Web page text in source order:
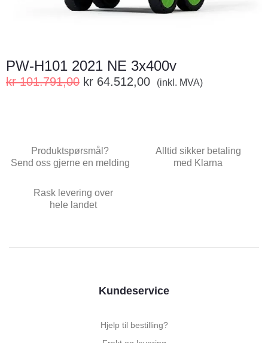
PW-H101 2021 NE 3x400v
kr101.791,00 kr 64.512,00 (inkl. MVA)
Produktspørsmål?
Send oss gjerne en melding
Alltid sikker betaling
med Klarna
Rask levering over
hele landet
Kundeservice
Hjelp til bestilling?